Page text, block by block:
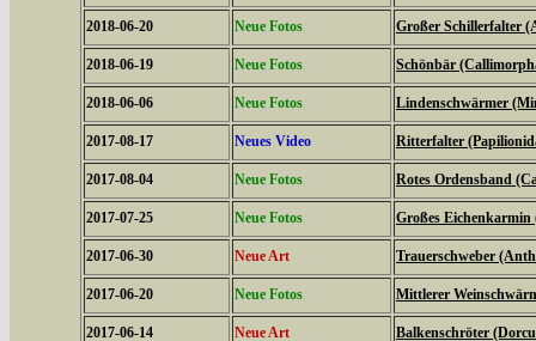
2018-06-20 Neue Fotos Großer Schillerfalter
2018-06-19 Neue Fotos Schönbär
2018-06-06 Neue Fotos Lindenschwärmer
2017-08-17 Neues Video Ritterfalter
2017-08-04 Neue Fotos Rotes Ordensband
2017-07-25 Neue Fotos Großes Eichenkarmin
2017-06-30 Neue Art Trauerschweber
2017-06-20 Neue Fotos Mittlerer
2017-06-14 Neue Art Balkenschröter